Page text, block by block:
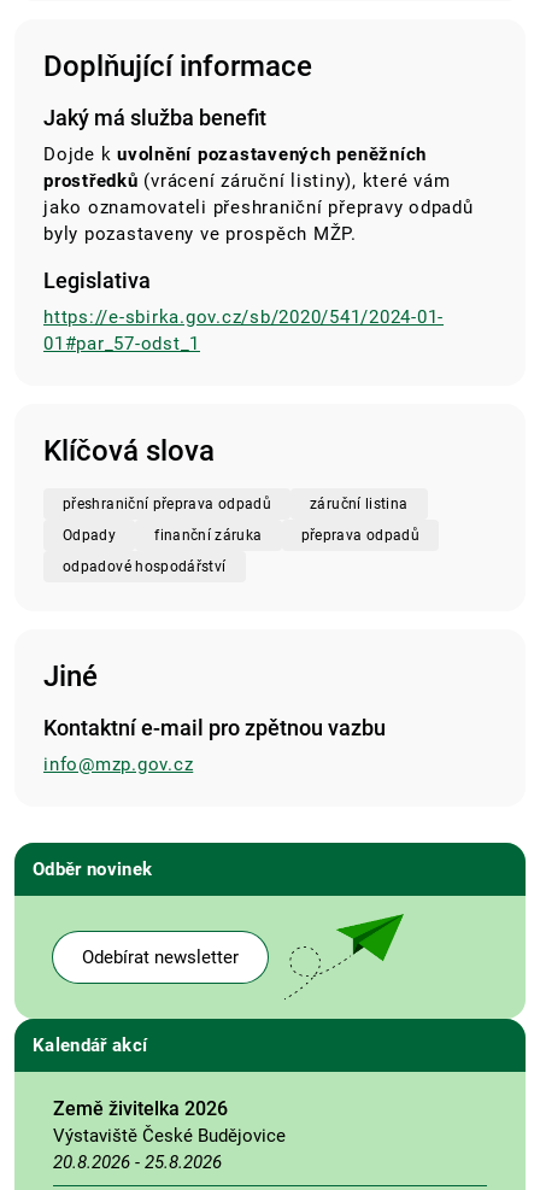
Doplňující informace
Jaký má služba benefit
Dojde k uvolnění pozastavených peněžních
prostředků (vrácení záruční listiny), které vám
jako oznamovateli přeshraniční přepravy odpadů
byly pozastaveny ve prospěch MŽP.
Legislativa
https://e-sbirka.gov.cz/sb/2020/541/2024-01-
01#par_57-odst_1
Klíčová slova
přeshraniční přeprava odpadů
záruční listina
Odpady
finanční záruka
přeprava odpadů
odpadové hospodářství
Jiné
Kontaktní e-mail pro zpětnou vazbu
info@mzp.gov.cz
Odběr novinek
Odebírat newsletter
Kalendář akcí
Země živitelka 2026
Výstaviště České Budějovice
20.8.2026 - 25.8.2026